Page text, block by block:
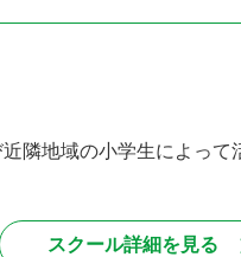
隣地域の小学生によって
スクール詳細を見る